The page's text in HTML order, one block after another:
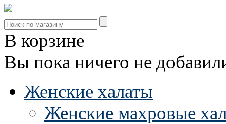
В корзине
Вы пока ничего не
Женские халаты
Женские махровые